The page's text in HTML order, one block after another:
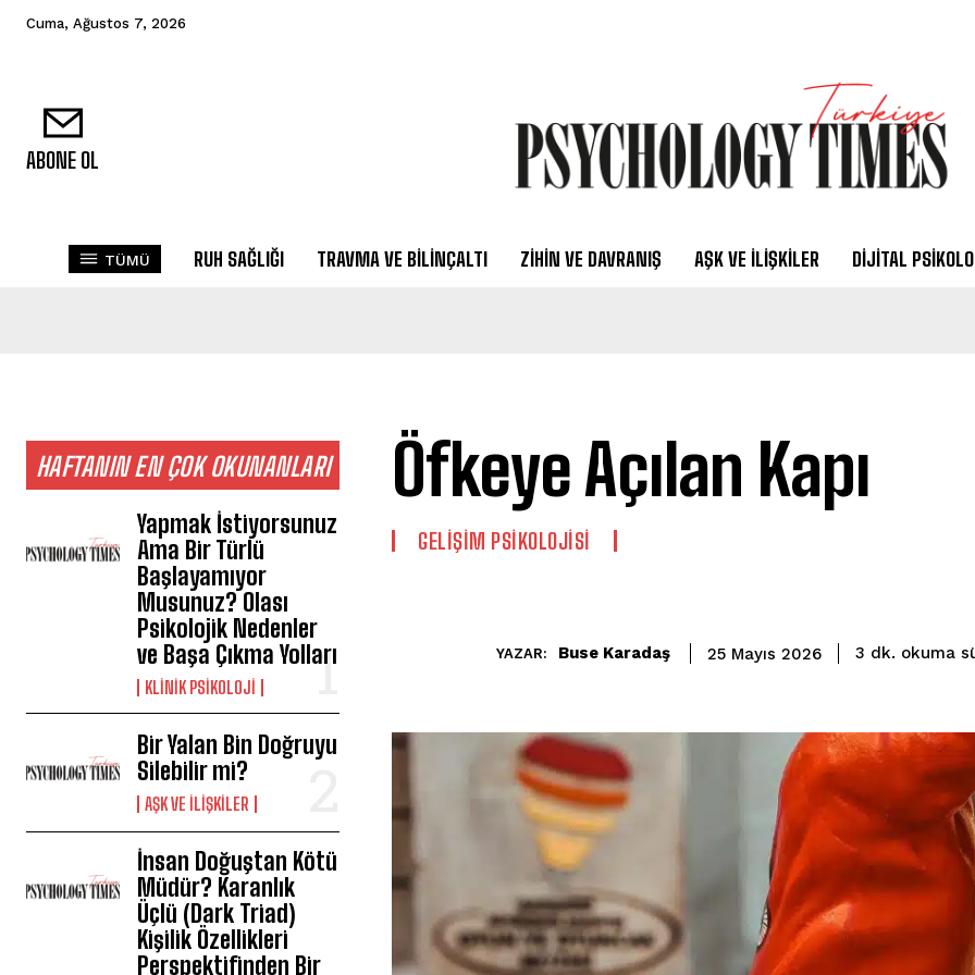
Cuma, Ağustos 7, 2026
ABONE OL
TÜMÜ RUH SAĞLIĞI TRAVMA VE BILINÇALTI ZIHIN VE DAVRANIŞ AŞK VE İLIŞKILER DIJITAL
HAFTANIN EN ÇOK OKUNANLARI
Yapmak İstiyorsunuz
Ama Bir Türlü
Başlayamıyor
Musunuz? Olası
Psikolojik Nedenler
ve Başa Çıkma Yolları
KLINIK PSIKOLOJI
Bir Yalan Bin Doğruyu
Silebilir mi?
AŞK VE İLIŞKILER
İnsan Doğuştan Kötü
Müdür? Karanlık
Üçlü (Dark Triad)
Kişilik Özellikleri
Perspektifinden Bir
Öfkeye Açılan Kapı
GELIŞIM PSIKOLOJISI
YAZAR: Buse Karadaş 25 Mayıs 2026 3 dk. okuma